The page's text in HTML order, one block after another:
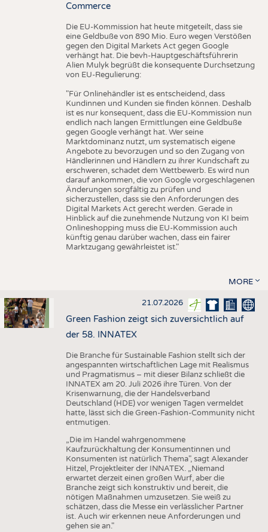
Commerce
Die EU-Kommission hat heute mitgeteilt, dass sie
eine Geldbuße von 890 Mio. Euro wegen Verstößen
gegen den Digital Markets Act gegen Google
verhängt hat. Die bevh-Hauptgeschäftsführerin
Alien Mulyk begrüßt die konsequente Durchsetzung
von EU-Regulierung:
"Für Onlinehändler ist es entscheidend, dass
Kundinnen und Kunden sie finden können. Deshalb
ist es nur konsequent, dass die EU-Kommission nun
endlich nach langen Ermittlungen eine Geldbuße
gegen Google verhängt hat. Wer seine
Marktdominanz nutzt, um systematisch eigene
Angebote zu bevorzugen und so den Zugang von
Händlerinnen und Händlern zu ihrer Kundschaft zu
erschweren, schadet dem Wettbewerb. Es wird nun
darauf ankommen, die von Google vorgeschlagenen
Änderungen sorgfältig zu prüfen und
sicherzustellen, dass sie den Anforderungen des
Digital Markets Act gerecht werden. Gerade in
Hinblick auf die zunehmende Nutzung von KI beim
Onlineshopping muss die EU-Kommission auch
künftig genau darüber wachen, dass ein fairer
Marktzugang gewährleistet ist."
MORE
21.07.2026
Green Fashion zeigt sich zuversichtlich auf
der 58. INNATEX
Die Branche für Sustainable Fashion stellt sich der
angespannten wirtschaftlichen Lage mit Realismus
und Pragmatismus – mit dieser Bilanz schließt die
INNATEX am 20. Juli 2026 ihre Türen. Von der
Krisenwarnung, die der Handelsverband
Deutschland (HDE) vor wenigen Tagen vermeldet
hatte, lässt sich die Green-Fashion-Community nicht
entmutigen.
„Die im Handel wahrgenommene
Kaufzurückhaltung der Konsumentinnen und
Konsumenten ist natürlich Thema", sagt Alexander
Hitzel, Projektleiter der INNATEX. „Niemand
erwartet derzeit einen großen Wurf, aber die
Branche zeigt sich konstruktiv und bereit, die
nötigen Maßnahmen umzusetzen. Sie weiß zu
schätzen, dass die Messe ein verlässlicher Partner
ist. Auch wir erkennen neue Anforderungen und
gehen sie an."